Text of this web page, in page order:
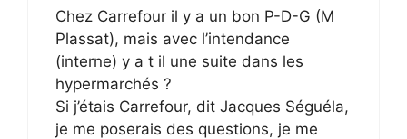
Chez Carrefour il y a un bon P-D-G (M
Plassat), mais avec l’intendance
(interne) y a t il une suite dans les
hypermarchés ?
Si j’étais Carrefour, dit Jacques Séguéla,
je me poserais des questions, je me